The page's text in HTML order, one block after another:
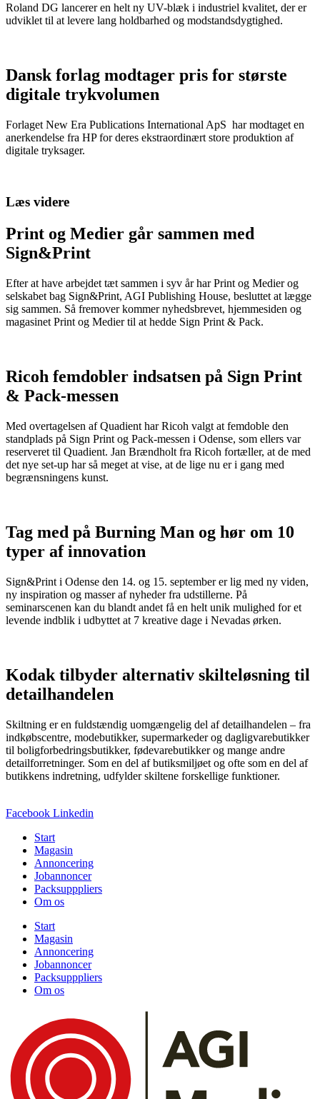
Roland DG lancerer en helt ny UV-blæk i industriel kvalitet, der er
udviklet til at levere lang holdbarhed og modstandsdygtighed.
Dansk forlag modtager pris for største
digitale trykvolumen
Forlaget New Era Publications International ApS har modtaget en
anerkendelse fra HP for deres ekstraordinært store produktion af
digitale tryksager.
Læs videre
Print og Medier går sammen med
Sign&Print
Efter at have arbejdet tæt sammen i syv år har Print og Medier og
selskabet bag Sign&Print, AGI Publishing House, besluttet at lægge
sig sammen. Så fremover kommer nyhedsbrevet, hjemmesiden og
magasinet Print og Medier til at hedde Sign Print & Pack.
Ricoh femdobler indsatsen på Sign Print
& Pack-messen
Med overtagelsen af Quadient har Ricoh valgt at femdoble den
standplads på Sign Print og Pack-messen i Odense, som ellers var
reserveret til Quadient. Jan Brændholt fra Ricoh fortæller, at de med
det nye set-up har så meget at vise, at de lige nu er i gang med
begrænsningens kunst.
Tag med på Burning Man og hør om 10
typer af innovation
Sign&Print i Odense den 14. og 15. september er lig med ny viden,
ny inspiration og masser af nyheder fra udstillerne. På
seminarscenen kan du blandt andet få en helt unik mulighed for et
levende indblik i udbyttet at 7 kreative dage i Nevadas ørken.
Kodak tilbyder alternativ skilteløsning til
detailhandelen
Skiltning er en fuldstændig uomgængelig del af detailhandelen – fra
indkøbscentre, modebutikker, supermarkeder og dagligvarebutikker
til boligforbedringsbutikker, fødevarebutikker og mange andre
detailforretninger. Som en del af butiksmiljøet og ofte som en del af
butikkens indretning, udfylder skiltene forskellige funktioner.
Facebook Linkedin
Start
Magasin
Annoncering
Jobannoncer
Packsupppliers
Om os
Start
Magasin
Annoncering
Jobannoncer
Packsupppliers
Om os